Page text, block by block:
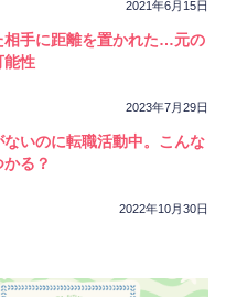
2021年6月15日
相手に距離を置かれた…元の
能性
2023年7月29日
いのに転職活動中。こんな
る？
2022年10月30日